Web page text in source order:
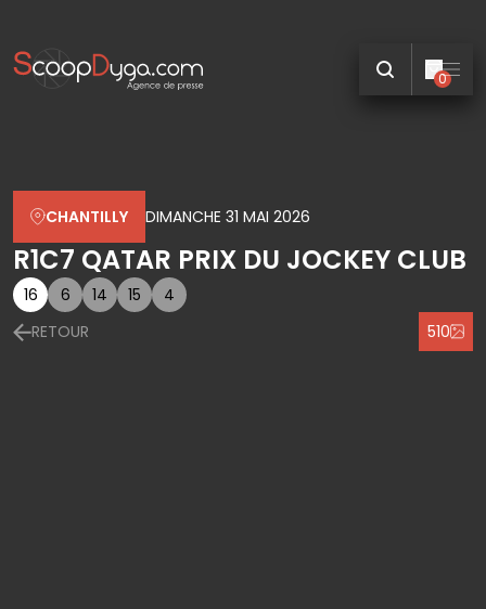
0
CHANTILLY DIMANCHE 31 MAI 2026
R1C7 QATAR PRIX DU JOCKEY CLUB
16 6 14 15
4
RETOUR
510